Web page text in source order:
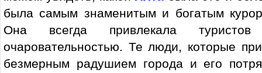
была самым знаменитым и богатым
Она всегда привлекала
очаровательностью. Те люди, которые
безмерным радушием города и его